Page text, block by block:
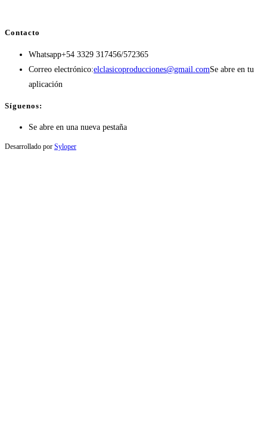
Contacto
Whatsapp+54 3329 317456/572365
Correo electrónico:elclasicoproducciones@gmail.comSe abre en tu
aplicación
Síguenos:
Se abre en una nueva pestaña
Desarrollado por Syloper